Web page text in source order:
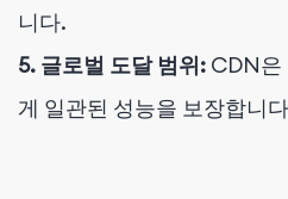
니다.
5. 글로벌 도달 범위: CDN은
게 일관된 성능을 보장합니